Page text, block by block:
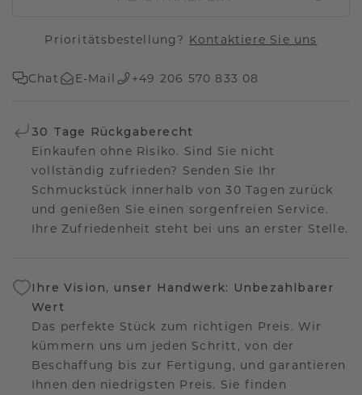
Prioritätsbestellung? Kontaktiere Sie uns
Chat E-Mail +49 206 570 833 08
30 Tage Rückgaberecht
Einkaufen ohne Risiko. Sind Sie nicht
vollständig zufrieden? Senden Sie Ihr
Schmuckstück innerhalb von 30 Tagen zurück
und genießen Sie einen sorgenfreien Service.
Ihre Zufriedenheit steht bei uns an erster Stelle.
Ihre Vision, unser Handwerk: Unbezahlbarer
Wert
Das perfekte Stück zum richtigen Preis. Wir
kümmern uns um jeden Schritt, von der
Beschaffung bis zur Fertigung, und garantieren
Ihnen den niedrigsten Preis. Sie finden